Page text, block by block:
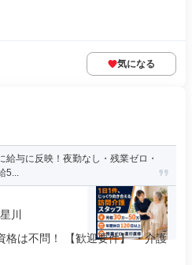
気になる
与に反映！夜勤なし・残業ゼロ・
5...
川
格は不問！ 【歓迎要件】 ・介護